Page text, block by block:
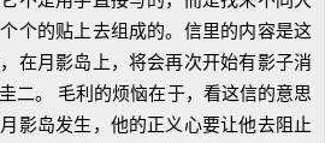
个的贴上去组成的。信里的内容是这
在月影岛上，将会再次开始有影子消
二。 毛利的烦恼在于，看这信的意思
影岛发生，他的正义心要让他去阻止